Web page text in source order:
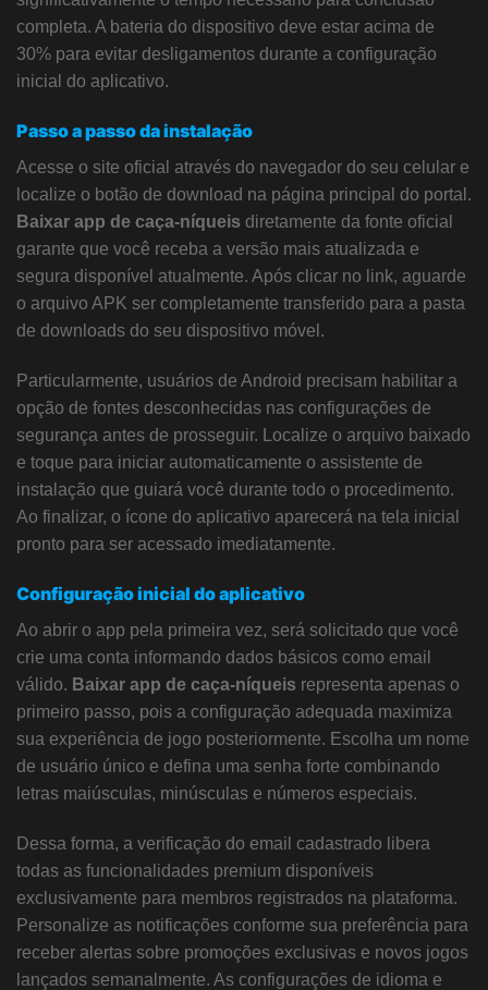
completa. A bateria do dispositivo deve estar acima de
30% para evitar desligamentos durante a configuração
inicial do aplicativo.
Passo a passo da instalação
Acesse o site oficial através do navegador do seu celular e
localize o botão de download na página principal do portal.
Baixar app de caça-níqueis diretamente da fonte oficial
garante que você receba a versão mais atualizada e
segura disponível atualmente. Após clicar no link, aguarde
o arquivo APK ser completamente transferido para a pasta
de downloads do seu dispositivo móvel.
Particularmente, usuários de Android precisam habilitar a
opção de fontes desconhecidas nas configurações de
segurança antes de prosseguir. Localize o arquivo baixado
e toque para iniciar automaticamente o assistente de
instalação que guiará você durante todo o procedimento.
Ao finalizar, o ícone do aplicativo aparecerá na tela inicial
pronto para ser acessado imediatamente.
Configuração inicial do aplicativo
Ao abrir o app pela primeira vez, será solicitado que você
crie uma conta informando dados básicos como email
válido. Baixar app de caça-níqueis representa apenas o
primeiro passo, pois a configuração adequada maximiza
sua experiência de jogo posteriormente. Escolha um nome
de usuário único e defina uma senha forte combinando
letras maiúsculas, minúsculas e números especiais.
Dessa forma, a verificação do email cadastrado libera
todas as funcionalidades premium disponíveis
exclusivamente para membros registrados na plataforma.
Personalize as notificações conforme sua preferência para
receber alertas sobre promoções exclusivas e novos jogos
lançados semanalmente. As configurações de idioma e